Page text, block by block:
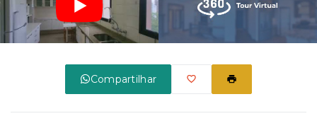
Compartilhar